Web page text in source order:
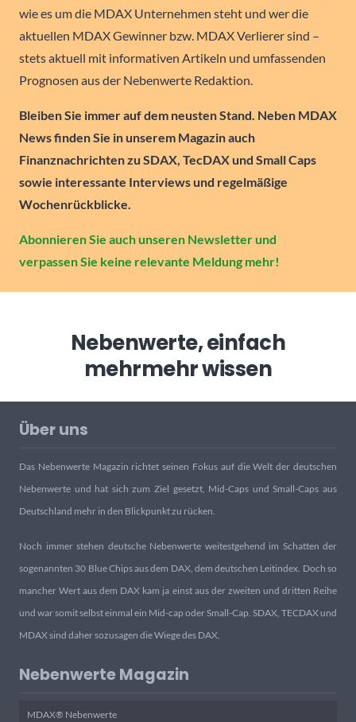
wie es um die MDAX Unternehmen steht und wer die
aktuellen MDAX Gewinner bzw. MDAX Verlierer sind –
stets aktuell mit informativen Artikeln und umfassenden
Prognosen aus der Nebenwerte Redaktion.
Bleiben Sie immer auf dem neusten Stand. Neben MDAX
News finden Sie in unserem Magazin auch
Finanznachrichten zu SDAX, TecDAX und Small Caps
sowie interessante Interviews und regelmäßige
Wochenrückblicke.
Abonnieren Sie auch unseren Newsletter und
verpassen Sie keine relevante Meldung mehr!
Nebenwerte, einfach
mehrmehr wissen
Über uns
Das Nebenwerte Magazin richtet seinen Fokus auf die Welt der deutschen
Nebenwerte und hat sich zum Ziel gesetzt, Mid-Caps und Small-Caps aus
Deutschland mehr in den Blickpunkt zu rücken.
Noch immer stehen deutsche Nebenwerte weitestgehend im Schatten der
sogenannten 30 Blue Chips aus dem DAX, dem deutschen Leitindex. Doch so
mancher Wert aus dem DAX kam ja einst aus der zweiten und dritten Reihe
und war somit selbst einmal ein Mid-cap oder Small-Cap. SDAX, TECDAX und
MDAX sind daher sozusagen die Wiege des DAX.
Nebenwerte Magazin
MDAX® Nebenwerte